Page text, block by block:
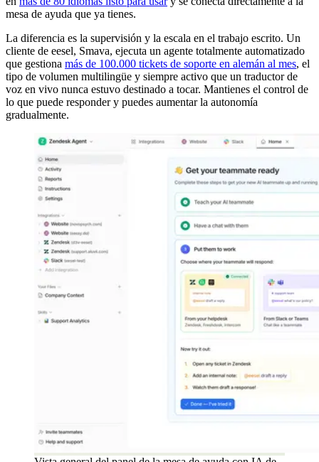
mesa de ayuda que ya tienes.
La diferencia es la supervisión y la escala en el trabajo escrito. Un
cliente de eesel, Smava, ejecuta un agente totalmente automatizado
que gestiona más de 100.000 tickets de soporte en alemán al mes, el
tipo de volumen multilingüe y siempre activo que un traductor de
voz en vivo nunca estuvo destinado a tocar. Mantienes el control de
lo que puede responder y puedes aumentar la autonomía
gradualmente.